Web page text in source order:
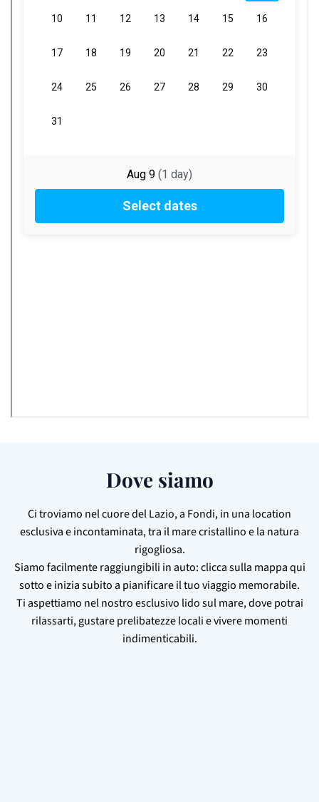
Dove siamo
Ci troviamo nel cuore del Lazio, a Fondi, in una location
esclusiva e incontaminata, tra il mare cristallino e la natura
rigogliosa.
Siamo facilmente raggiungibili in auto: clicca sulla mappa qui
sotto e inizia subito a pianificare il tuo viaggio memorabile.
Ti aspettiamo nel nostro esclusivo lido sul mare, dove potrai
rilassarti, gustare prelibatezze locali e vivere momenti
indimenticabili.